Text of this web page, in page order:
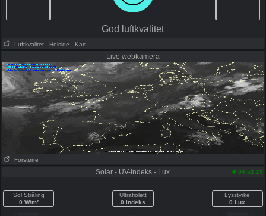
God luftkvalitet
Luftkvalitet - Helside - Kart
Live webkamera
Forstørre
Solar - UV-indeks - Lux 04:52:19
Sol Stråling
0 W/m²
Ultrafiolett
0 Indeks
Lysstyrke
0 Lux